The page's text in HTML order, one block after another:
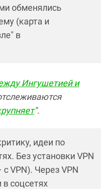
обменялись
(карта и
в
Ингушетией и
".
идеи по
Без установки VPN
VPN). Через VPN
соцсетях